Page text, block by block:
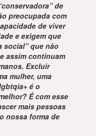
de
preocupada com
de viver
e exigem que
social” que não
assim continuam
Excluir
mulher, uma
é o
É com esse
mais pessoas
nossa forma de